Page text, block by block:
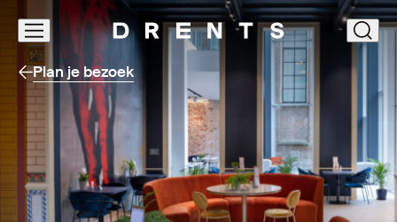
Navigatie
overslaan
Plan je bezoek